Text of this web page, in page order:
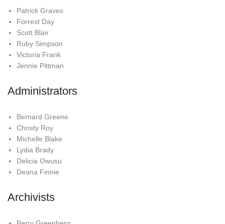
Patrick Graves
Forrest Day
Scott Blair
Ruby Simpson
Victoria Frank
Jennie Pittman
Administrators
Bernard Greene
Christy Roy
Michelle Blake
Lydia Brady
Delicia Owusu
Deana Finnie
Archivists